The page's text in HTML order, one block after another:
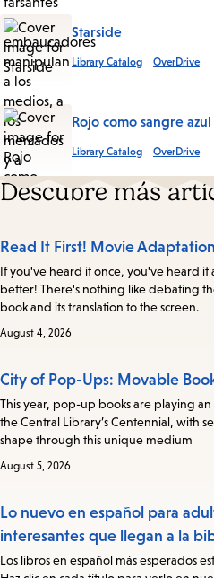
Starside
Library Catalog OverDrive
Rojo como sangre azul
Library Catalog OverDrive
Descubre más
Read It First! Movie
If you've heard it once, you've heard it
better! There's nothing like debating
book and its translation to the screen.
August 4, 2026
City of Pop-Ups: Movable
This year, pop-up books are playing
the Central Library’s Centennial, with
shape through this unique medium
August 5, 2026
Lo nuevo en español para
interesantes que llegan a la
Los libros en español más esperados